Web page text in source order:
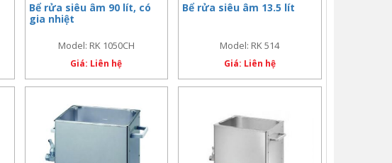
Bể rửa siêu âm 90 lít, có
gia nhiệt
Model: RK 1050CH
Giá: Liên hệ
Bể rửa siêu âm 13.5 lít
Model: RK 514
Giá: Liên hệ